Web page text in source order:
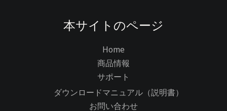
本サイトのページ
Home
商品情報
サポート
ダウンロードマニュアル（説明書）
お問い合わせ